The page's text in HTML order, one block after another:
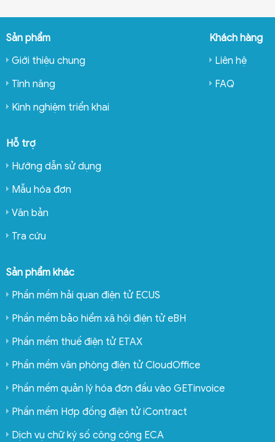
Sản phẩm
Giới thiệu chung
Tính năng
Kinh nghiệm triển khai
Khách hàng
Liên hệ
FAQ
Hỗ trợ
Hướng dẫn sử dụng
Mẫu hóa đơn
Văn bản
Tra cứu
Sản phẩm khác
Phần mềm hải quan điện tử ECUS
Phần mềm bảo hiểm xã hội điện tử eBH
Phần mềm thuế điện tử ETAX
Phần mềm văn phòng điện tử CloudOffice
Phần mềm quản lý hóa đơn đầu vào GETinvoice
Phần mềm Hợp đồng điện tử iContract
Dịch vụ chữ ký số công cộng ECA